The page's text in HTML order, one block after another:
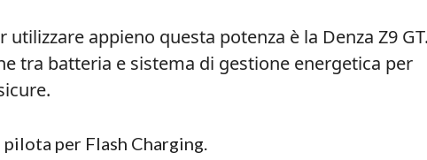
appieno questa potenza è la Denza Z9 GT.
tra batteria e sistema di gestione energetica per
per Flash Charging.